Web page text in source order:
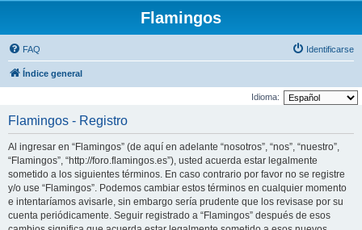
Flamingos
FAQ Identificarse
Índice general
Idioma:
Flamingos - Registro
Al ingresar en “Flamingos” (de aquí en adelante “nosotros”, “nos”, “nuestro”,
“Flamingos”, “http://foro.flamingos.es”), usted acuerda estar legalmente
sometido a los siguientes términos. En caso contrario por favor no se registre
y/o use “Flamingos”. Podemos cambiar estos términos en cualquier momento
e intentaríamos avisarle, sin embargo sería prudente que los revisase por su
cuenta periódicamente. Seguir registrado a “Flamingos” después de esos